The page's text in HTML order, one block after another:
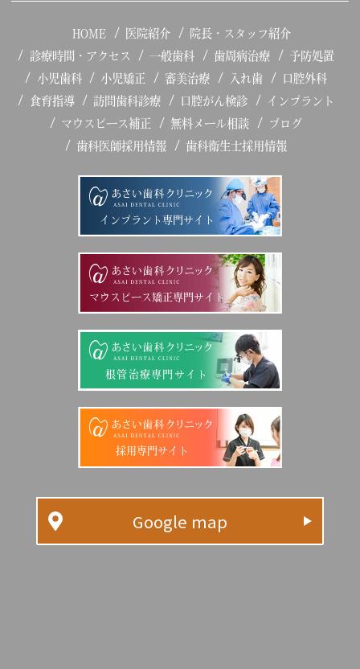
HOME 医院紹介
院長・スタッフ紹介
診療時間・アクセス
一般歯科 歯周病治療
予防処置
小児歯科
小児矯正 審美治療 入れ歯
口腔外科
食育指導
訪問歯科診療 口腔がん検診
インプラント
マウスピース補正
無料メール相談
ブログ
歯科医師採用情報
歯科衛生士採用情報
インプラント専門サイト
マウスピース矯正専門サイト
根管治療専門サイト
採用専門サイト
Google map